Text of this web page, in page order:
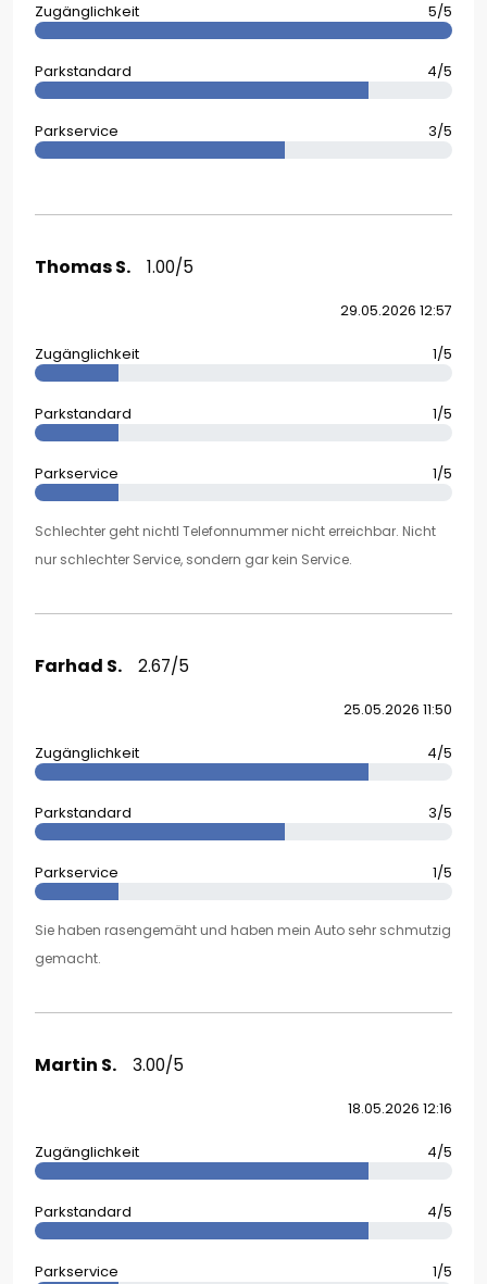
Zugänglichkeit 5/5
Parkstandard 4/5
Parkservice 3/5
Thomas S. 1.00/5
29.05.2026 12:57
Zugänglichkeit 1/5
Parkstandard 1/5
Parkservice 1/5
Schlechter geht nichtl Telefonnummer nicht erreichbar. Nicht
nur schlechter Service, sondern gar kein Service.
Farhad S. 2.67/5
25.05.2026 11:50
Zugänglichkeit 4/5
Parkstandard 3/5
Parkservice 1/5
Sie haben rasengemäht und haben mein Auto sehr schmutzig
gemacht.
Martin S. 3.00/5
18.05.2026 12:16
Zugänglichkeit 4/5
Parkstandard 4/5
Parkservice 1/5